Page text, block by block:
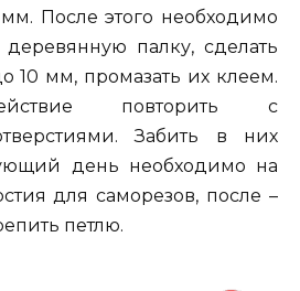
После этого необходимо
палку, сделать
10 мм, промазать их клеем.
повторить с
Забить в них
день необходимо на
для саморезов, после –
петлю.